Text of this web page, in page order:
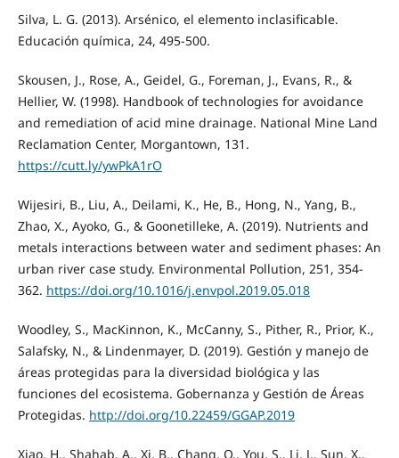
Silva, L. G. (2013). Arsénico, el elemento inclasificable.
Educación química, 24, 495-500.
Skousen, J., Rose, A., Geidel, G., Foreman, J., Evans, R., &
Hellier, W. (1998). Handbook of technologies for avoidance
and remediation of acid mine drainage. National Mine Land
Reclamation Center, Morgantown, 131.
https://cutt.ly/ywPkA1rO
Wijesiri, B., Liu, A., Deilami, K., He, B., Hong, N., Yang, B.,
Zhao, X., Ayoko, G., & Goonetilleke, A. (2019). Nutrients and
metals interactions between water and sediment phases: An
urban river case study. Environmental Pollution, 251, 354-
362. https://doi.org/10.1016/j.envpol.2019.05.018
Woodley, S., MacKinnon, K., McCanny, S., Pither, R., Prior, K.,
Salafsky, N., & Lindenmayer, D. (2019). Gestión y manejo de
áreas protegidas para la diversidad biológica y las
funciones del ecosistema. Gobernanza y Gestión de Áreas
Protegidas. http://doi.org/10.22459/GGAP.2019
Xiao, H., Shahab, A., Xi, B., Chang, Q., You, S., Li, J., Sun, X.,